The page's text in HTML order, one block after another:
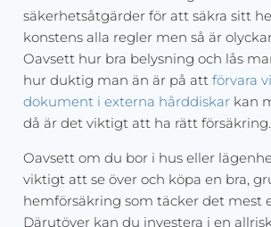
säkerhetsåtgärder för att säkra sitt
konstens alla regler men så är
Oavsett hur bra belysning och lås
hur duktig man än är på attförvara
dokument i externa hårddiskar kan
då är det viktigt att ha rätt försäkring.
Oavsett om du bor i hus eller
viktigt att se över och köpa en bra,
hemförsäkring som täcker det mest
Därutöver kan du investera i en